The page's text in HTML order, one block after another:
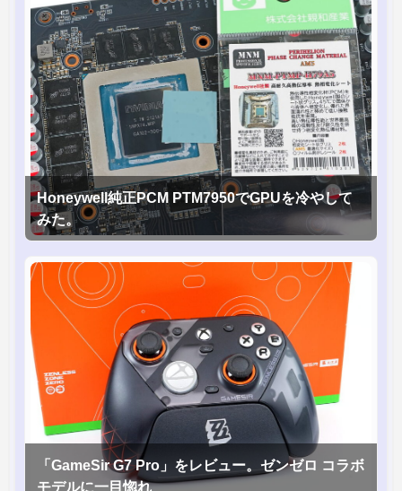
Honeywell純正PCM PTM7950でGPUを冷やして
みた。
「GameSir G7 Pro」をレビュー。ゼンゼロ コラボ
モデルに一目惚れ